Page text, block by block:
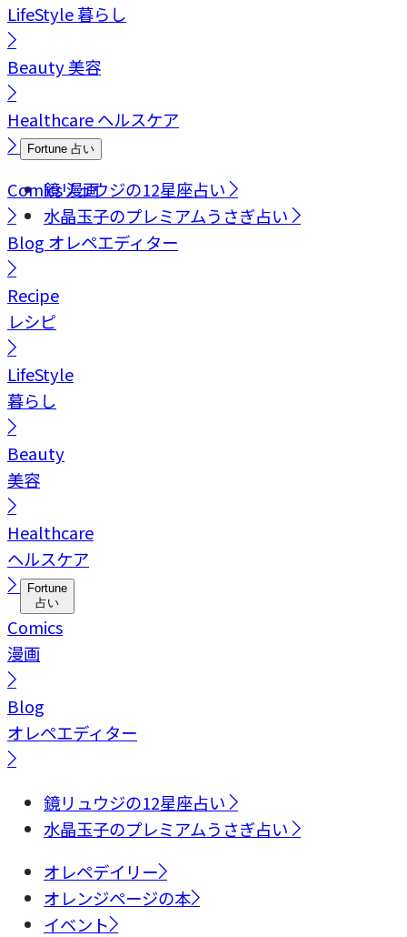
LifeStyle暮らし
Beauty美容
Healthcareヘルスケア
Fortune 占い
鏡リュウジの12星座占い
水晶玉子のプレミアムうさぎ占い
Comics漫画
Blog オレペエディター
Recipe
レシピ
LifeStyle
暮らし
Beauty
美容
Healthcare
ヘルスケア
Fortune
占い
Comics
漫画
Blog
オレペエディター
鏡リュウジの12星座占い
水晶玉子のプレミアムうさぎ占い
オレペデイリー
オレンジページの本
イベント